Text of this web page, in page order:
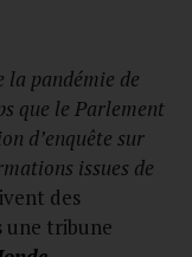
la pandémie de
que le Parlement
d’enquête sur
issues de
des
une tribune